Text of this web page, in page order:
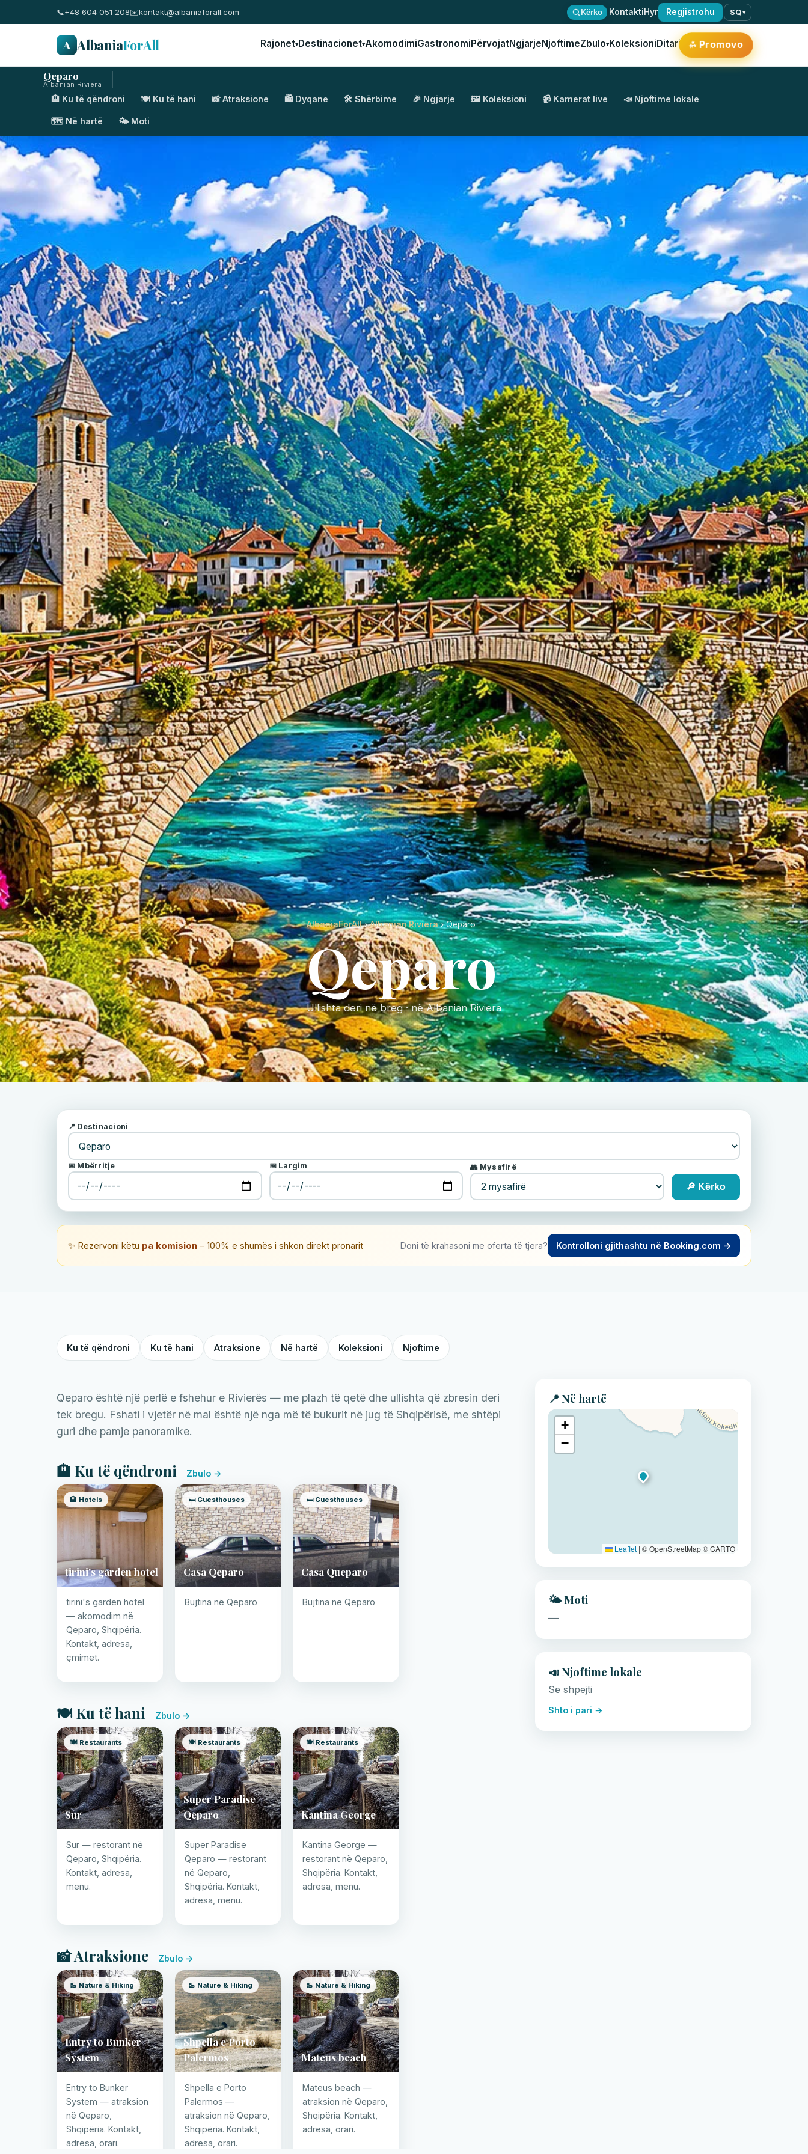
📞+48 604 051 208✉️kontakt@albaniaforall.com Kërko ·KontaktiHyr Regjistrohu SQ▾
A AlbaniaForAll Rajonet▾Destinacionet▾AkomodimiGastronomiPërvojatNgjarjeNjoftimeZbulo▾KoleksioniDitari ✨ Promovo
Qeparo
Albanian Riviera
🏨 Ku të qëndroni 🍽️ Ku të hani 📸 Atraksione 🛍️ Dyqane 🛠️ Shërbime 🎉 Ngjarje 🖼️ Koleksioni 📹 Kamerat live 📣 Njoftime lokale
🗺️ Në hartë 🌤️ Moti
AlbaniaForAll›Albanian Riviera› Qeparo
Qeparo
Ullishta deri në breg · në Albanian Riviera
📍 Destinacioni
📅 Mbërritje 📅 Largim 👥 Mysafirë
🔎 Kërko
✨ Rezervoni këtu pa komision – 100% e shumës i shkon direkt pronarit Doni të krahasoni me oferta të tjera? Kontrolloni gjithashtu në Booking.com →
Ku të qëndroni Ku të hani Atraksione Në hartë Koleksioni Njoftime
Qeparo është një perlë e fshehur e Rivierës — me plazh të qetë dhe ullishta që zbresin deri
tek bregu. Fshati i vjetër në mal është një nga më të bukurit në jug të Shqipërisë, me shtëpi
guri dhe pamje panoramike.
🏨 Ku të qëndroni Zbulo →
🏨 Hotels
tirini's garden hotel
tirini's garden hotel
— akomodim në
Qeparo, Shqipëria.
Kontakt, adresa,
çmimet.
🛏️ Guesthouses
Casa Qeparo
Bujtina në Qeparo
🛏️ Guesthouses
Casa Queparo
Bujtina në Qeparo
🍽️ Ku të hani Zbulo →
🍽️ Restaurants
Sur
Sur — restorant në
Qeparo, Shqipëria.
Kontakt, adresa,
menu.
🍽️ Restaurants
Super Paradise
Qeparo
Super Paradise
Qeparo — restorant
në Qeparo,
Shqipëria. Kontakt,
adresa, menu.
🍽️ Restaurants
Kantina George
Kantina George —
restorant në Qeparo,
Shqipëria. Kontakt,
adresa, menu.
📸 Atraksione Zbulo →
🥾 Nature & Hiking
Entry to Bunker
System
Entry to Bunker
System — atraksion
në Qeparo,
Shqipëria. Kontakt,
adresa, orari.
🥾 Nature & Hiking
Shpella e Porto
Palermos
Shpella e Porto
Palermos —
atraksion në Qeparo,
Shqipëria. Kontakt,
adresa, orari.
🥾 Nature & Hiking
Mateus beach
Mateus beach —
atraksion në Qeparo,
Shqipëria. Kontakt,
adresa, orari.
📍 Në hartë
+
−
Leaflet | © OpenStreetMap © CARTO
🌤️ Moti
—
📣 Njoftime lokale
Së shpejti
Shto i pari →